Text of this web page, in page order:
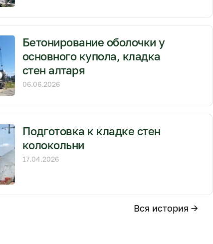
Бетонирование оболочки у
основного купола, кладка
стен алтаря
06.06.2026
Подготовка к кладке стен
колокольни
17.04.2026
Вся история →